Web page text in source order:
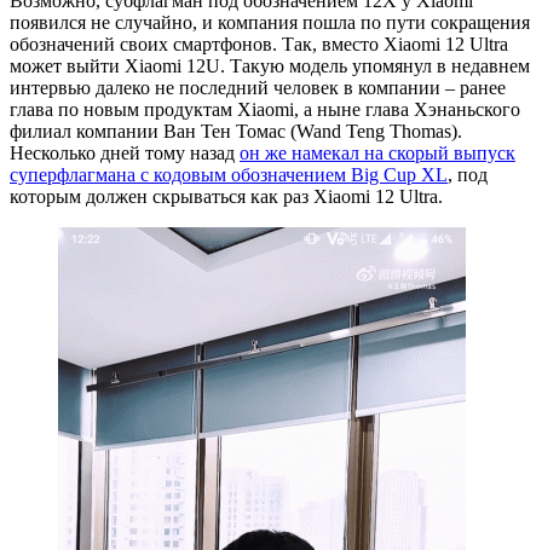
появился не случайно, и компания пошла по пути сокращения
обозначений своих смартфонов. Так, вместо Xiaomi 12 Ultra
может выйти Xiaomi 12U. Такую модель упомянул в недавнем
интервью далеко не последний человек в компании – ранее
глава по новым продуктам Xiaomi, а ныне глава Хэнаньского
филиал компании Ван Тен Томас (Wand Teng Thomas).
Несколько дней тому назад он же намекал на скорый выпуск
суперфлагмана с кодовым обозначением Big Cup XL, под
которым должен скрываться как раз Xiaomi 12 Ultra.